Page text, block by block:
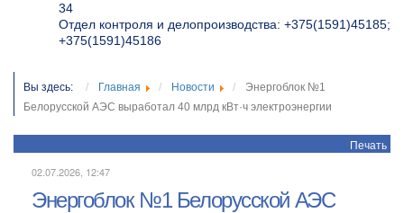
34
Отдел контроля и делопроизводства: +375(1591)45185;
+375(1591)45186
Вы здесь: Главная Новости
Энергоблок №1
Белорусской АЭС выработал 40 млрд кВт·ч электроэнергии
Печать
02.07.2026, 12:47
Энергоблок №1 Белорусской АЭС